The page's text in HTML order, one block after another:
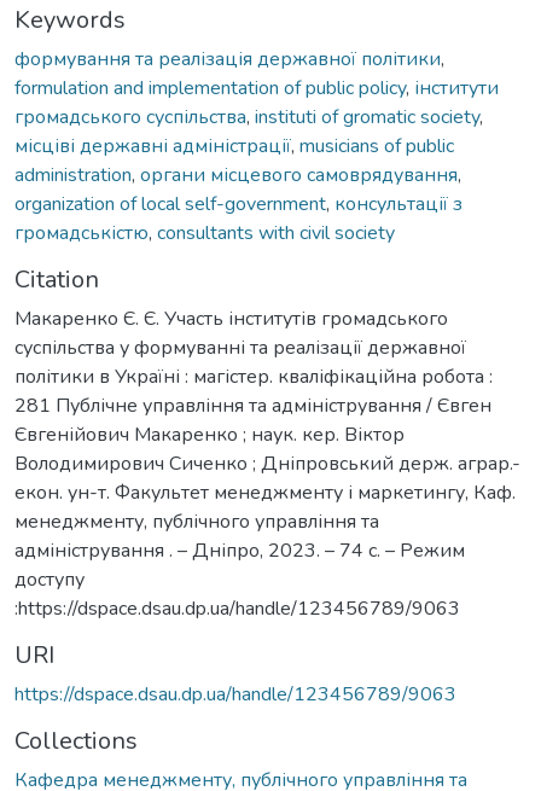
Keywords
формування та реалізація державної політики,
formulation and implementation of public policy, інститути
громадського суспільства, instituti of gromatic society,
місціві державні адміністрації, musicians of public
administration, органи місцевого самоврядування,
organization of local self-government, консультації з
громадськістю, consultants with civil society
Citation
Макаренко Є. Є. Участь інститутів громадського
суспільства у формуванні та реалізації державної
політики в Україні : магістер. кваліфікаційна робота :
281 Публічне управління та адміністрування / Євген
Євгенійович Макаренко ; наук. кер. Віктор
Володимирович Сиченко ; Дніпровський держ. аграр.-
екон. ун-т. Факультет менеджменту і маркетингу, Каф.
менеджменту, публічного управління та
адміністрування . – Дніпро, 2023. – 74 с. – Режим
доступу
:https://dspace.dsau.dp.ua/handle/123456789/9063
URI
https://dspace.dsau.dp.ua/handle/123456789/9063
Collections
Кафедра менеджменту, публічного управління та